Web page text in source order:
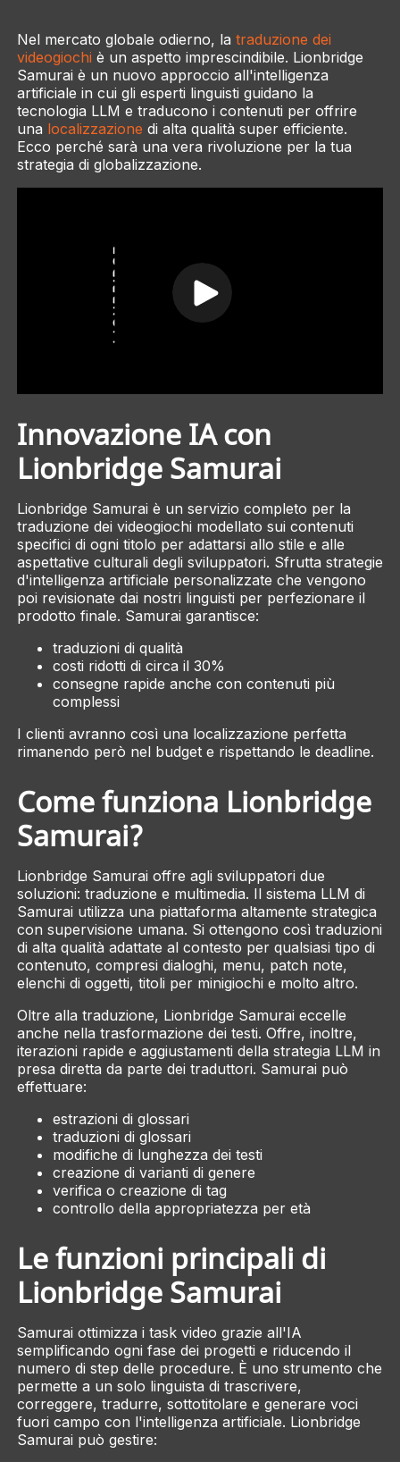
Nel mercato globale odierno, la traduzione dei
videogiochi è un aspetto imprescindibile. Lionbridge
Samurai è un nuovo approccio all'intelligenza
artificiale in cui gli esperti linguisti guidano la
tecnologia LLM e traducono i contenuti per offrire
una localizzazione di alta qualità super efficiente.
Ecco perché sarà una vera rivoluzione per la tua
strategia di globalizzazione.
Innovazione IA con
Lionbridge Samurai
Lionbridge Samurai è un servizio completo per la
traduzione dei videogiochi modellato sui contenuti
specifici di ogni titolo per adattarsi allo stile e alle
aspettative culturali degli sviluppatori. Sfrutta strategie
d'intelligenza artificiale personalizzate che vengono
poi revisionate dai nostri linguisti per perfezionare il
prodotto finale. Samurai garantisce:
traduzioni di qualità
costi ridotti di circa il 30%
consegne rapide anche con contenuti più
complessi
I clienti avranno così una localizzazione perfetta
rimanendo però nel budget e rispettando le deadline.
Come funziona Lionbridge
Samurai?
Lionbridge Samurai offre agli sviluppatori due
soluzioni: traduzione e multimedia. Il sistema LLM di
Samurai utilizza una piattaforma altamente strategica
con supervisione umana. Si ottengono così traduzioni
di alta qualità adattate al contesto per qualsiasi tipo di
contenuto, compresi dialoghi, menu, patch note,
elenchi di oggetti, titoli per minigiochi e molto altro.
Oltre alla traduzione, Lionbridge Samurai eccelle
anche nella trasformazione dei testi. Offre, inoltre,
iterazioni rapide e aggiustamenti della strategia LLM in
presa diretta da parte dei traduttori. Samurai può
effettuare:
estrazioni di glossari
traduzioni di glossari
modifiche di lunghezza dei testi
creazione di varianti di genere
verifica o creazione di tag
controllo della appropriatezza per età
Le funzioni principali di
Lionbridge Samurai
Samurai ottimizza i task video grazie all'IA
semplificando ogni fase dei progetti e riducendo il
numero di step delle procedure. È uno strumento che
permette a un solo linguista di trascrivere,
correggere, tradurre, sottotitolare e generare voci
fuori campo con l'intelligenza artificiale. Lionbridge
Samurai può gestire: